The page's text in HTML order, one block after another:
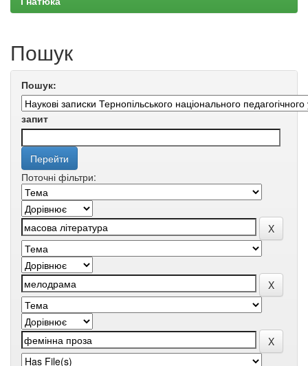
Пошук
Пошук:
запит
Поточні фільтри: